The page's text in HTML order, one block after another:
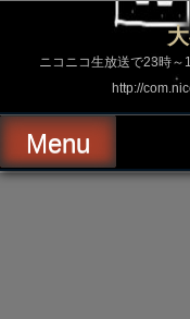
ス
ッ
プ
ニコニコ生放送で23時
http://
Menu